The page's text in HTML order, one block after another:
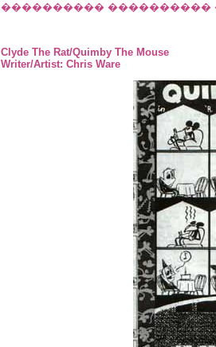
���������� ����������
Clyde The Rat/Quimby The Mouse
Writer/Artist: Chris Ware